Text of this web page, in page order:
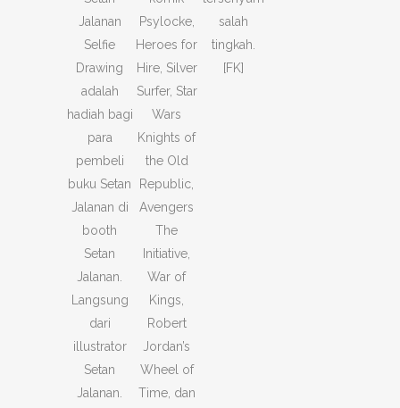
Jalanan
Selfie
Drawing
adalah
hadiah bagi
para
pembeli
buku Setan
Jalanan di
booth
Setan
Jalanan.
Langsung
dari
illustrator
Setan
Jalanan.
Psylocke,
Heroes for
Hire, Silver
Surfer, Star
Wars
Knights of
the Old
Republic,
Avengers
The
Initiative,
War of
Kings,
Robert
Jordan’s
Wheel of
Time, dan
salah
tingkah.
[FK]